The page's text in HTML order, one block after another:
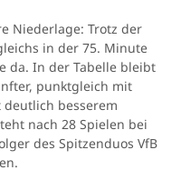
Niederlage: Trotz der
in der 75. Minute
da. In der Tabelle bleibt
punktgleich mit
deutlich besserem
nach 28 Spielen bei
des Spitzenduos VfB